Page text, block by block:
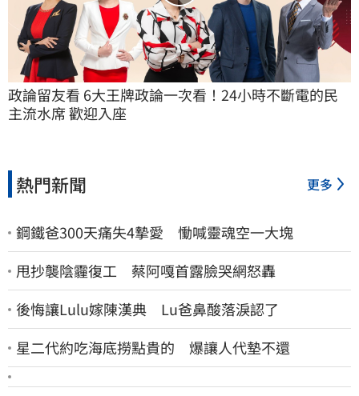
政論留友看 6大王牌政論一次看！24小時不斷電的民
主流水席 歡迎入座
熱門新聞 更多
鋼鐵爸300天痛失4摯愛 慟喊靈魂空一大塊
甩抄襲陰霾復工 蔡阿嘎首露臉哭網怒轟
後悔讓Lulu嫁陳漢典 Lu爸鼻酸落淚認了
星二代約吃海底撈點貴的 爆讓人代墊不還